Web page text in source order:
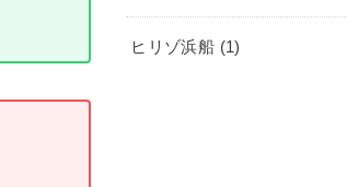
ヒリゾ浜船 (1)